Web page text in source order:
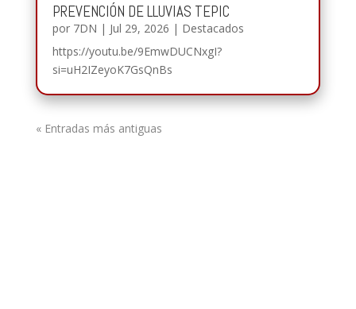
PREVENCIÓN DE LLUVIAS TEPIC
por 7DN | Jul 29, 2026 | Destacados
https://youtu.be/9EmwDUCNxgI?
si=uH2IZeyoK7GsQnBs
« Entradas más antiguas